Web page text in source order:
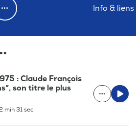
Info & liens
: Claude François
son titre le plus
min 31 sec